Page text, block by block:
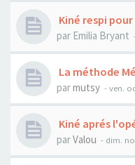
Kiné respi
par Emilia Bryant
La méthode
parmutsy - ven.
Kiné aprés
parValou - dim.